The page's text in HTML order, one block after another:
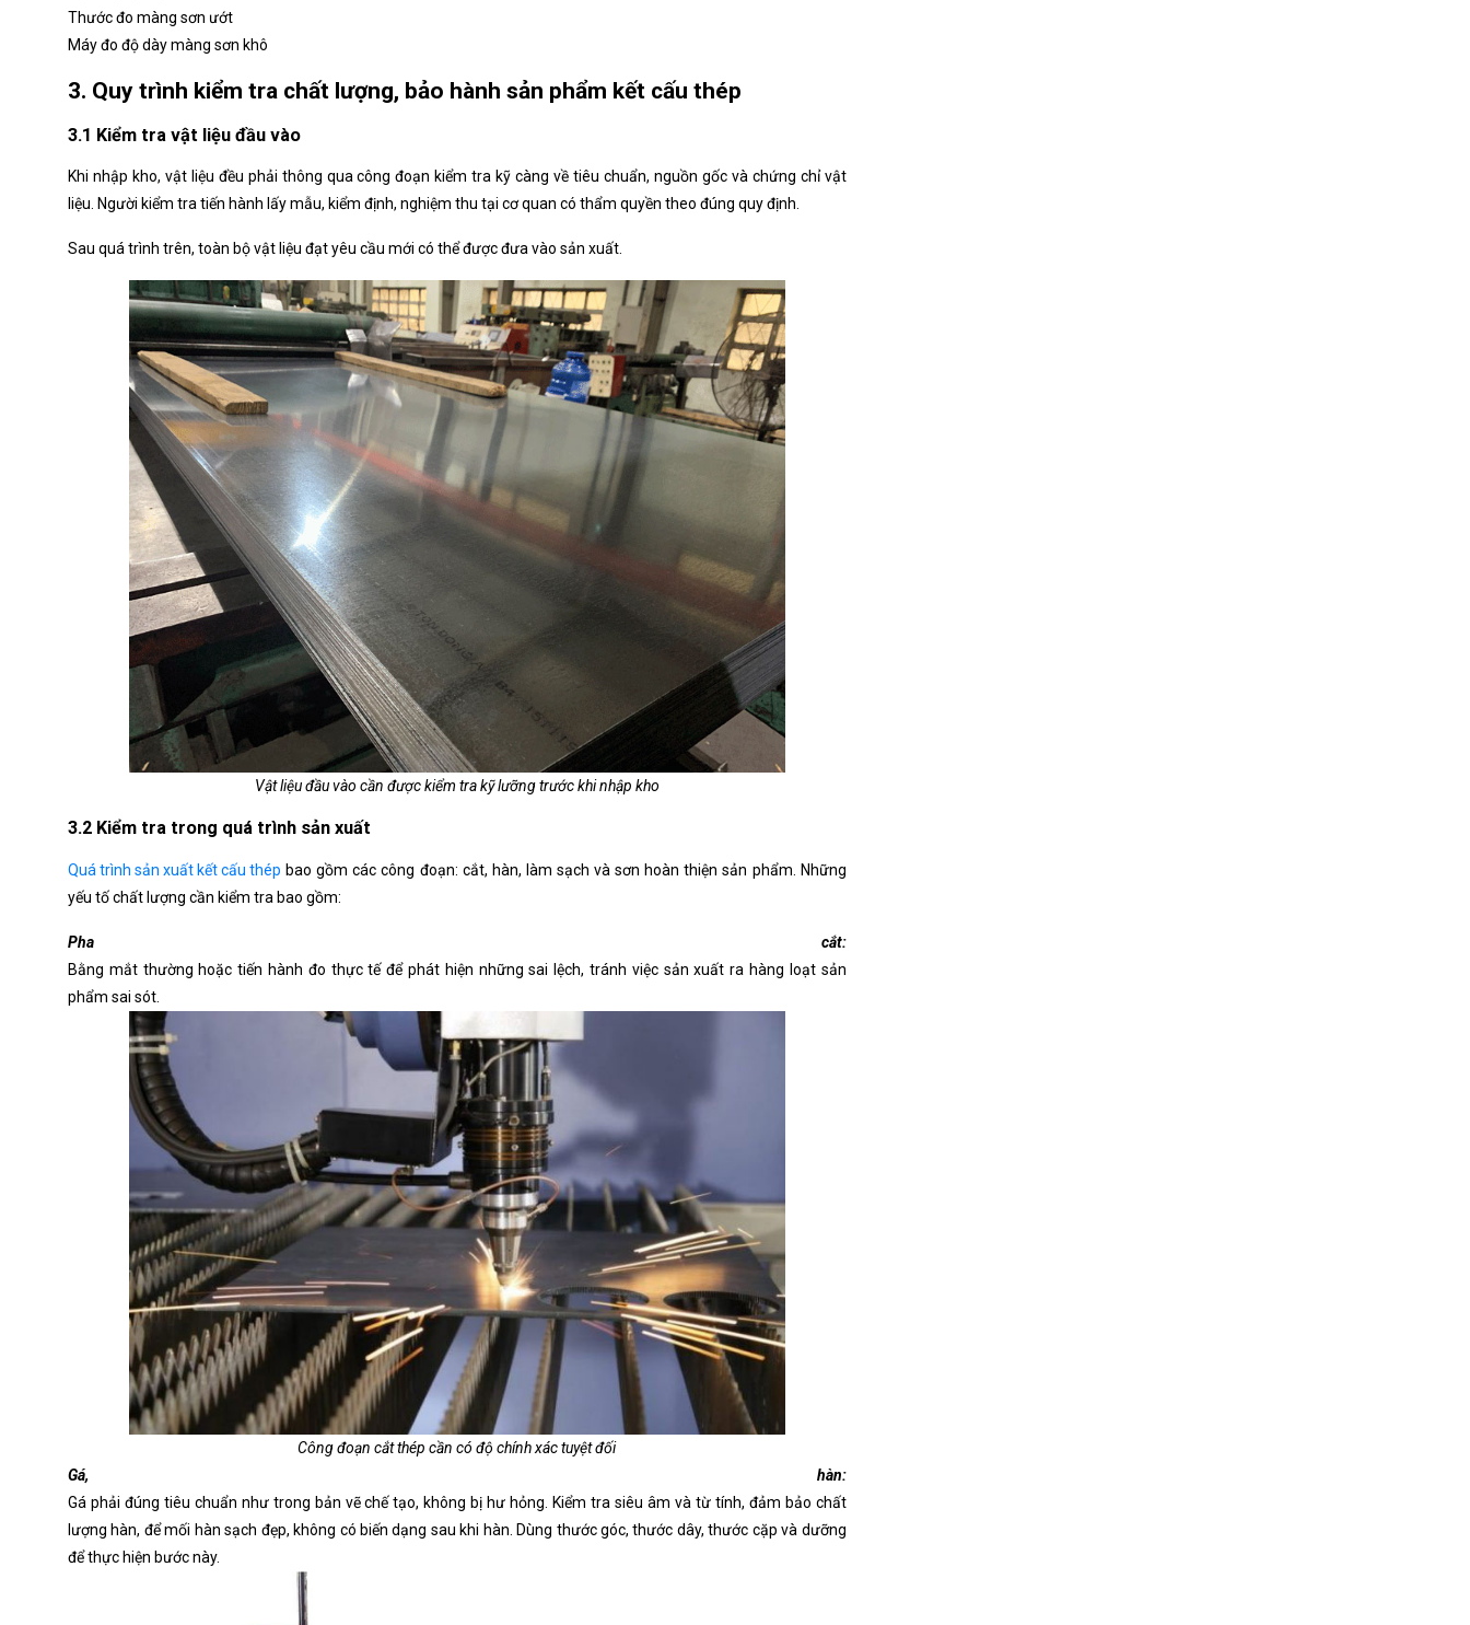
Thước đo màng sơn ướt
Máy đo độ dày màng sơn khô
3. Quy trình kiểm tra chất lượng, bảo hành sản phẩm kết cấu thép
3.1 Kiểm tra vật liệu đầu vào
Khi nhập kho, vật liệu đều phải thông qua công đoạn kiểm tra kỹ càng về tiêu chuẩn, nguồn gốc và chứng chỉ vật
liệu. Người kiểm tra tiến hành lấy mẫu, kiểm định, nghiệm thu tại cơ quan có thẩm quyền theo đúng quy định.
Sau quá trình trên, toàn bộ vật liệu đạt yêu cầu mới có thể được đưa vào sản xuất.
Vật liệu đầu vào cần được kiểm tra kỹ lưỡng trước khi nhập kho
3.2 Kiểm tra trong quá trình sản xuất
Quá trình sản xuất kết cấu thép bao gồm các công đoạn: cắt, hàn, làm sạch và sơn hoàn thiện sản phẩm. Những
yếu tố chất lượng cần kiểm tra bao gồm:
Pha cắt:
Bằng mắt thường hoặc tiến hành đo thực tế để phát hiện những sai lệch, tránh việc sản xuất ra hàng loạt sản
phẩm sai sót.
Công đoạn cắt thép cần có độ chính xác tuyệt đối
Gá, hàn:
Gá phải đúng tiêu chuẩn như trong bản vẽ chế tạo, không bị hư hỏng. Kiểm tra siêu âm và từ tính, đảm bảo chất
lượng hàn, để mối hàn sạch đẹp, không có biến dạng sau khi hàn. Dùng thước góc, thước dây, thước cặp và dưỡng
để thực hiện bước này.